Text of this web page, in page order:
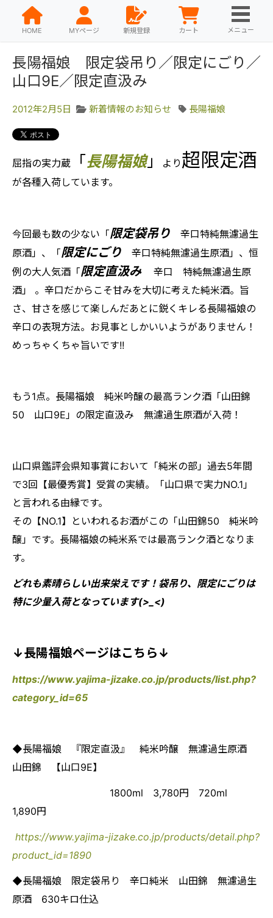
HOME MYページ 新規登録 カート メニュー
長陽福娘 限定袋吊り／限定にごり／
山口9E／限定直汲み
2012年2月5日 新着情報のお知らせ 長陽福娘
屈指の実力蔵 「長陽福娘」 より 超限定酒
が各種入荷しています。
今回最も数の少ない「限定袋吊り 辛口特純無濾過生
原酒」、「限定にごり 辛口特純無濾過生原酒」、恒
例の大人気酒「限定直汲み 辛口 特純無濾過生原
酒」 。辛口だからこそ甘みを大切に考えた純米酒。旨
さ、甘さを感じて楽しんだあとに鋭くキレる長陽福娘の
辛口の表現方法。お見事としかいいようがありません！
めっちゃくちゃ旨いです!!
もう1点。長陽福娘 純米吟醸の最高ランク酒「山田錦
50 山口9E」の限定直汲み 無濾過生原酒が入荷！
山口県鑑評会県知事賞において「純米の部」過去5年間
で3回【最優秀賞】受賞の実績。「山口県で実力NO.1」
と言われる由縁です。
その【NO.1】といわれるお酒がこの「山田錦50 純米吟
醸」です。長陽福娘の純米系では最高ランク酒となりま
す。
どれも素晴らしい出来栄えです！袋吊り、限定にごりは
特に少量入荷となっています(>_<)
↓長陽福娘ページはこちら↓
https://www.yajima-jizake.co.jp/products/list.php?
category_id=65
◆長陽福娘 『限定直汲』 純米吟醸 無濾過生原酒
山田錦 【山口9E】
1800ml 3,780円 720ml
1,890円
https://www.yajima-jizake.co.jp/products/detail.php?
product_id=1890
◆長陽福娘 限定袋吊り 辛口純米 山田錦 無濾過生
原酒 630キロ仕込